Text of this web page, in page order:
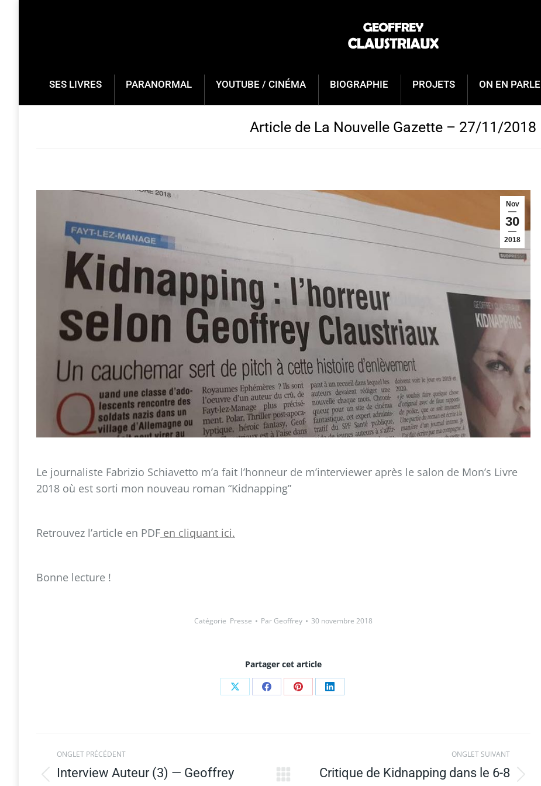
SES LIVRES PARANORMAL YOUTUBE / CINÉMA BIOGRAPHIE PROJETS ON EN PARLE
Article de La Nouvelle Gazette – 27/11/2018
Nov
30
2018
Le journaliste Fabrizio Schiavetto m’a fait l’honneur de m’interviewer après le salon de Mon’s Livre
2018 où est sorti mon nouveau roman “Kidnapping”
Retrouvez l’article en PDF en cliquant ici.
Bonne lecture !
Catégorie Presse Par Geoffrey 30 novembre 2018
Partager cet article
Share Share Share Share
commentaire
ONGLET PRÉCÉDENT
Interview Auteur (3) — Geoffrey
ONGLET SUIVANT
Critique de Kidnapping dans le 6-8